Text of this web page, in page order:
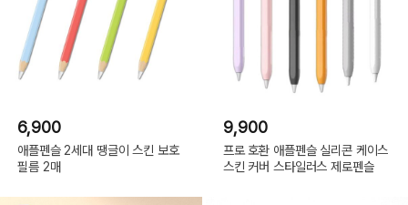
6,900
애플펜슬 2세대 땡글이 스킨 보호
필름 2매
9,900
프로 호환 애플펜슬 실리콘 케이스
스킨 커버 스타일러스 제로펜슬